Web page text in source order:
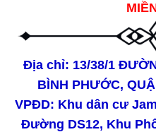
Địa chỉ: 13/38/1
BÌNH PHƯỚC,
VPĐD: Khu dân cư
Đường DS12, Khu